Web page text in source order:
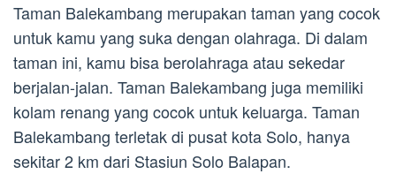
Taman Balekambang merupakan taman yang cocok
untuk kamu yang suka dengan olahraga. Di dalam
taman ini, kamu bisa berolahraga atau sekedar
berjalan-jalan. Taman Balekambang juga memiliki
kolam renang yang cocok untuk keluarga. Taman
Balekambang terletak di pusat kota Solo, hanya
sekitar 2 km dari Stasiun Solo Balapan.